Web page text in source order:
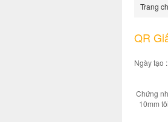
Trang
QR
Ngày tạo
Chứng
10mm